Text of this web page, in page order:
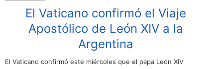
El Vaticano confirmó el Viaje
Apostólico de León XIV a la
Argentina
El Vaticano confirmó este miércoles que el papa León XIV